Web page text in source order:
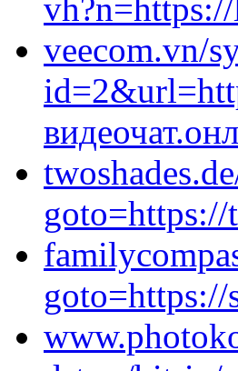
veecom.vn/
goto=https://